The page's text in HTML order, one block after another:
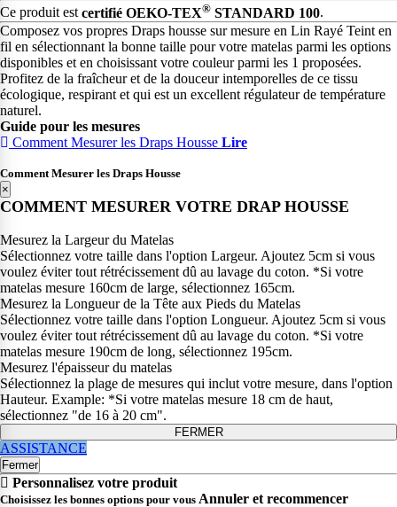
Ce produit estcertifié OEKO-TEX® STANDARD 100.
Composez vos propres Draps housse sur mesure en Lin Rayé Teint en
fil en sélectionnant la bonne taille pour votre matelas parmi les options
disponibles et en choisissant votre couleur parmi les 1 proposées.
Profitez de la fraîcheur et de la douceur intemporelles de ce tissu
écologique, respirant et qui est un excellent régulateur de température
naturel.
Guide pour les mesures
Comment Mesurer les Draps Housse Lire
Comment Mesurer les Draps Housse
×
COMMENT MESURER VOTRE DRAP HOUSSE
Mesurez la Largeur du Matelas
Sélectionnez votre taille dans l'option Largeur. Ajoutez 5cm si vous
voulez éviter tout rétrécissement dû au lavage du coton. *Si votre
matelas mesure 160cm de large, sélectionnez 165cm.
Mesurez la Longueur de la Tête aux Pieds du Matelas
Sélectionnez votre taille dans l'option Longueur. Ajoutez 5cm si vous
voulez éviter tout rétrécissement dû au lavage du coton. *Si votre
matelas mesure 190cm de long, sélectionnez 195cm.
Mesurez l'épaisseur du matelas
Sélectionnez la plage de mesures qui inclut votre mesure, dans l'option
Hauteur. Example: *Si votre matelas mesure 18 cm de haut,
sélectionnez "de 16 à 20 cm".
FERMER
ASSISTANCE
Fermer
Personnalisez votre produit
Choisissez les bonnes options pour vous Annuler et recommencer